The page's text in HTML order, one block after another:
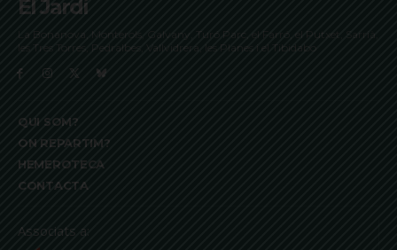
El Jardí
La Bonanova, Monterols, Galvany, Turó Parc, el Farró, el Putxet, Sarrià,
les Tres Torres, Pedralbes, Vallvidrera, les Planes i el Tibidabo
QUI SOM?
ON REPARTIM?
HEMEROTECA
CONTACTA
Associats a: